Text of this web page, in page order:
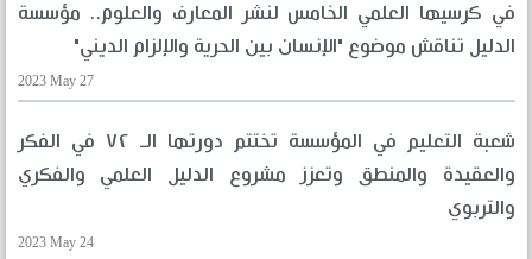
في كرسيها العلمي الخامس لنشر المعارف والعلوم.. مؤسسة
الدليل تناقش موضوع "الإنسان بين الحرية والإلزام الديني"
2023 May 27
شعبة التعليم في المؤسسة تختتم دورتها الـ ٧٢ في الفكر
والعقيدة والمنطق وتعزز مشروع الدليل العلمي والفكري
والتربوي
2023 May 24